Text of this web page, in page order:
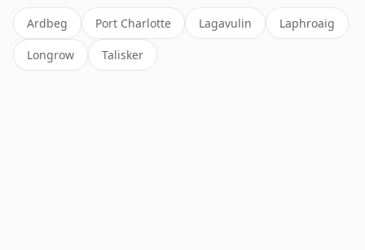
Ardbeg Port Charlotte Lagavulin Laphroaig
Longrow Talisker